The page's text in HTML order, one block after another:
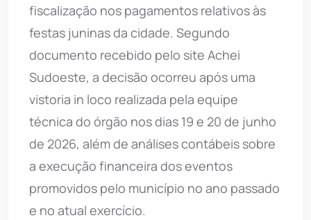
fiscalização nos pagamentos relativos às
festas juninas da cidade. Segundo
documento recebido pelo site Achei
Sudoeste, a decisão ocorreu após uma
vistoria in loco realizada pela equipe
técnica do órgão nos dias 19 e 20 de junho
de 2026, além de análises contábeis sobre
a execução financeira dos eventos
promovidos pelo município no ano passado
e no atual exercício.